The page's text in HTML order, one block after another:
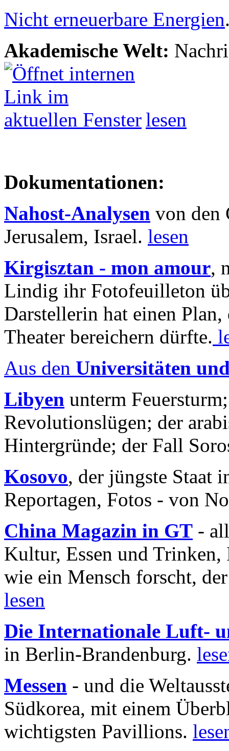
Nicht erneuerbare Energien
Akademische Welt:
lesen
Dokumentationen:
Nahost-Analysen von den
Jerusalem, Israel. lesen
Kirgisztan - mon amour,
Lindig ihr Fotofeuilleton
Darstellerin hat einen Plan,
Theater bereichern dürfte.
Aus den Universitäten
Libyen unterm
Revolutionslügen; der
Hintergründe; der Fall
Kosovo, der jüngste Staat
Reportagen, Fotos - von
China Magazin in GT -
Kultur, Essen und
wie ein Mensch forscht,
lesen
Die Internationale Luft-
in Berlin-Brandenburg.
Messen - und die
Südkorea, mit einem
wichtigsten Pavillions.